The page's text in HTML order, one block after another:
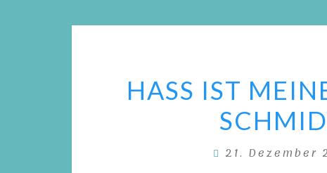
HASS IST
21. Dezember